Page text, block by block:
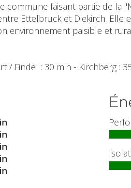
commune faisant partie de la
Ettelbruck et Diekirch.
environnement paisible et
/ Findel : 30 min - Kirchberg :